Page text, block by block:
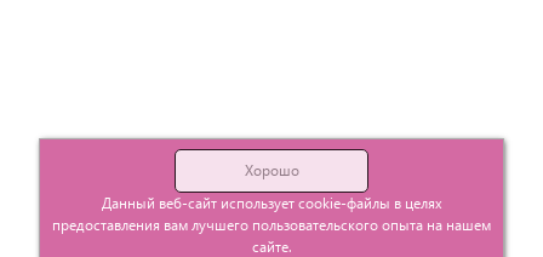
Хорошо
Данный веб-сайт использует cookie-файлы в целях
предоставления вам лучшего пользовательского опыта на нашем
сайте.